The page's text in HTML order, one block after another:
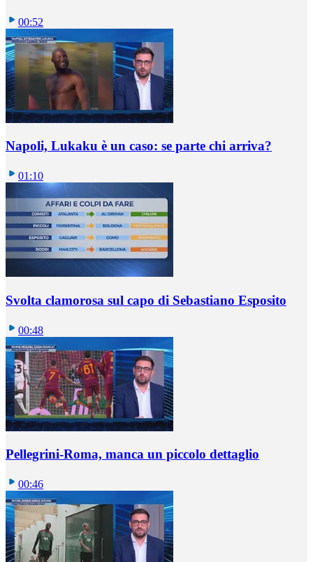
00:52
Napoli, Lukaku è un caso: se parte chi arriva?
01:10
Svolta clamorosa sul capo di Sebastiano Esposito
00:48
Pellegrini-Roma, manca un piccolo dettaglio
00:46